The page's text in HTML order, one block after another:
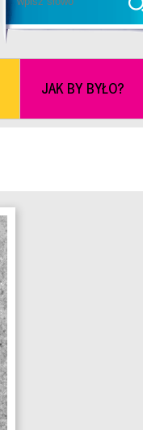
JAK BY BYŁO?